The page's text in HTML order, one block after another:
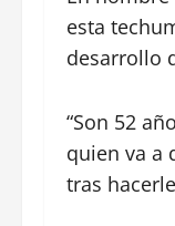
esta
desarrollo
“Son 52
quien va a
tras